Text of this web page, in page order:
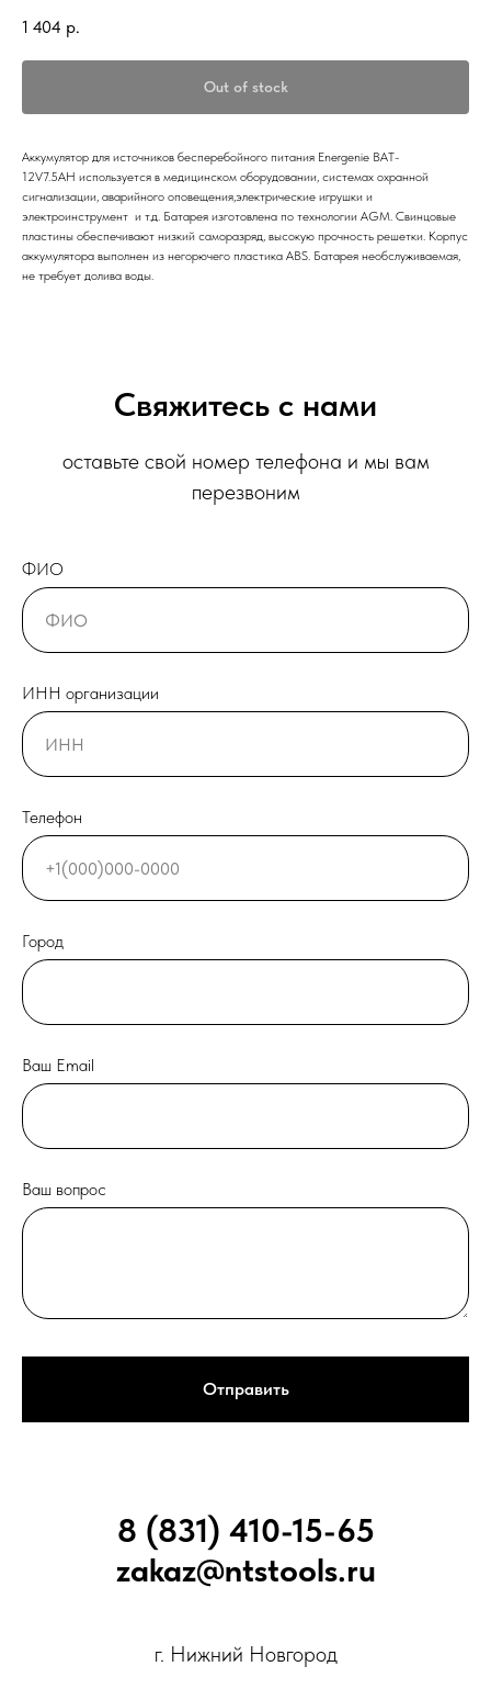
1 404 р.
Out of stock
Аккумулятор для источников бесперебойного питания Energenie BAT-
12V7.5AH используется в медицинском оборудовании, системах охранной
сигнализации, аварийного оповещения,электрические игрушки и
электроинструмент и т.д. Батарея изготовлена по технологии AGM. Свинцовые
пластины обеспечивают низкий саморазряд, высокую прочность решетки. Корпус
аккумулятора выполнен из негорючего пластика ABS. Батарея необслуживаемая,
не требует долива воды.
Свяжитесь с нами
оставьте свой номер телефона и мы вам
перезвоним
ФИО
ИНН организации
Телефон
Город
Ваш Email
Ваш вопрос
Отправить
8 (831) 410-15-65
zakaz@ntstools.ru
г. Нижний Новгород